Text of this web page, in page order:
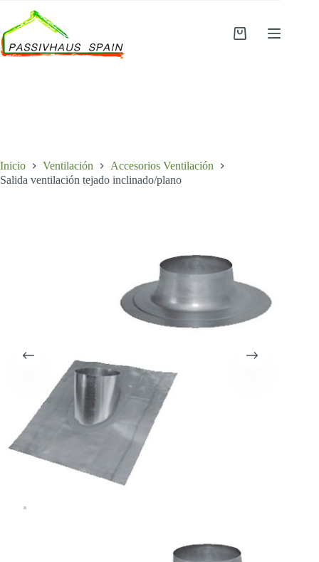
contenido
Carro
Inicio Ventilación
Accesorios Ventilación
Salida ventilación tejado inclinado/plano